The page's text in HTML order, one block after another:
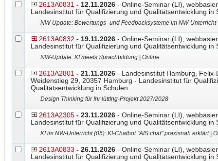
2613A0831 - 12.11.2026 - Online-Seminar (LI),
Landesinstitut für Qualifizierung und Qualitätsentwicklung in
NW-Update: Bewertungs- und Feedbacksysteme im NW-Unterricht
2613A0832 - 19.11.2026 - Online-Seminar (LI),
Landesinstitut für Qualifizierung und Qualitätsentwicklung in
NW-Update: KI meets Sprachbildung | Online
2613A2801 - 21.11.2026 - Landesinstitut Hamburg,
Weidenstieg 29, 20357 Hamburg - Landesinstitut für
Qualitätsentwicklung in Schulen
Design Thinking für Ihr lüttIng-Projekt 2027/2028
2613A2305 - 23.11.2026 - Online-Seminar (LI),
Landesinstitut für Qualifizierung und Qualitätsentwicklung in
KI im NW-Unterricht (05): KI-Chatbot "AIS.chat" praxisnah erklärt |
2613A0833 - 26.11.2026 - Online-Seminar (LI),
Landesinstitut für Qualifizierung und Qualitätsentwicklung in